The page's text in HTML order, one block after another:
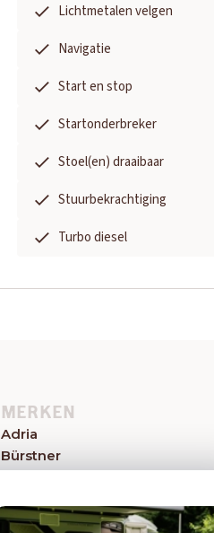
Lichtmetalen velgen
Navigatie
Start en stop
Startonderbreker
Stoel(en) draaibaar
Stuurbekrachtiging
Turbo diesel
MERKEN
Adria
Bürstner
Eriba